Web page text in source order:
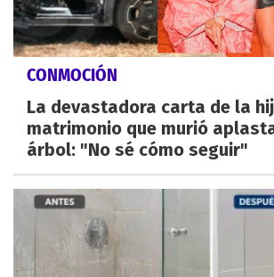
CONMOCIÓN
La devastadora carta de la
matrimonio que murió
árbol: "No sé cómo seguir"